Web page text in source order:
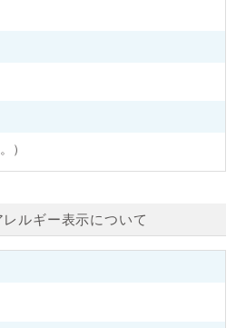
）
レルギー表示について